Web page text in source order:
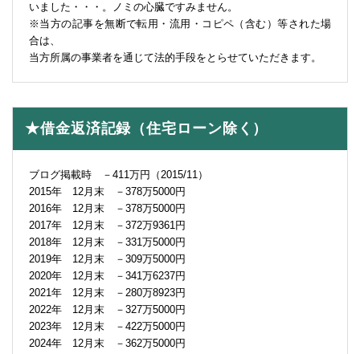
いました・・・。ノミの心臓ですみません。
※当方の記事を無断で転用・流用・コピペ（含む）等された場
合は、
当方所属の事業者を通じて法的手段をとらせていただきます。
★借金返済記録（住宅ローン除く）
ブログ掲載時 －411万円（2015/11）
2015年 12月末 －378万5000円
2016年 12月末 －378万5000円
2017年 12月末 －372万9361円
2018年 12月末 －331万5000円
2019年 12月末 －309万5000円
2020年 12月末 －341万6237円
2021年 12月末 －280万8923円
2022年 12月末 －327万5000円
2023年 12月末 －422万5000円
2024年 12月末 －362万5000円